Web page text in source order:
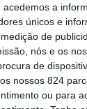
a
únicos e
de
nós e os
de
nossos 824
ou para
tem